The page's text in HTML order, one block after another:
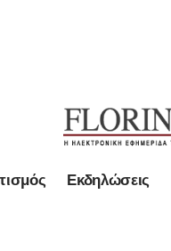
Εκδηλώσεις